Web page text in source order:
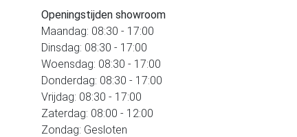
Openingstijden showroom
Maandag: 08:30 - 17:00
Dinsdag: 08:30 - 17:00
Woensdag: 08:30 - 17:00
Donderdag: 08:30 - 17:00
Vrijdag: 08:30 - 17:00
Zaterdag: 08:00 - 12:00
Zondag: Gesloten